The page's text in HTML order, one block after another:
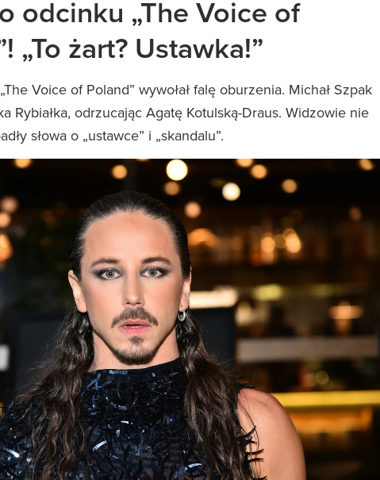
odcinku „The Voice of
„To żart? Ustawka!”
Voice of Poland” wywołał falę oburzenia. Michał Szpak
Rybiałka, odrzucając Agatę Kotulską-Draus. Widzowie nie
słowa o „ustawce” i „skandalu”.